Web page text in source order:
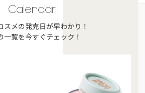
Calendar
スメの発売日が早わかり！
一覧を今すぐチェック！